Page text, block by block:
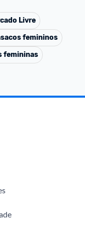
Livre
femininos
femininas